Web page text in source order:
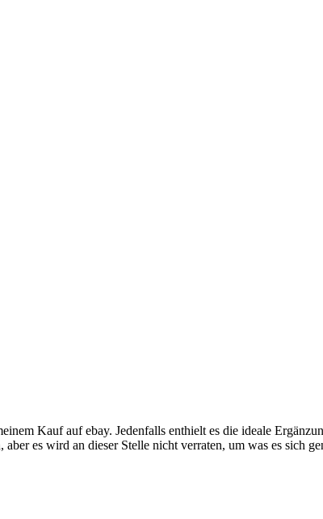
Kauf auf ebay. Jedenfalls enthielt es die ideale
es wird an dieser Stelle nicht verraten, um was es sich